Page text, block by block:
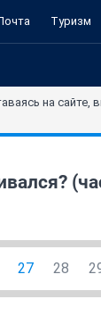
Туризм
на сайте,
27 28